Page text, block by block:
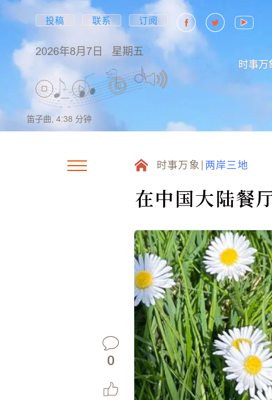
投稿 联系 订阅
2026年8月7日 星期五
时事万
笛子曲, 4:38 分钟
时事万象 两岸三地
在中国大陆餐
0